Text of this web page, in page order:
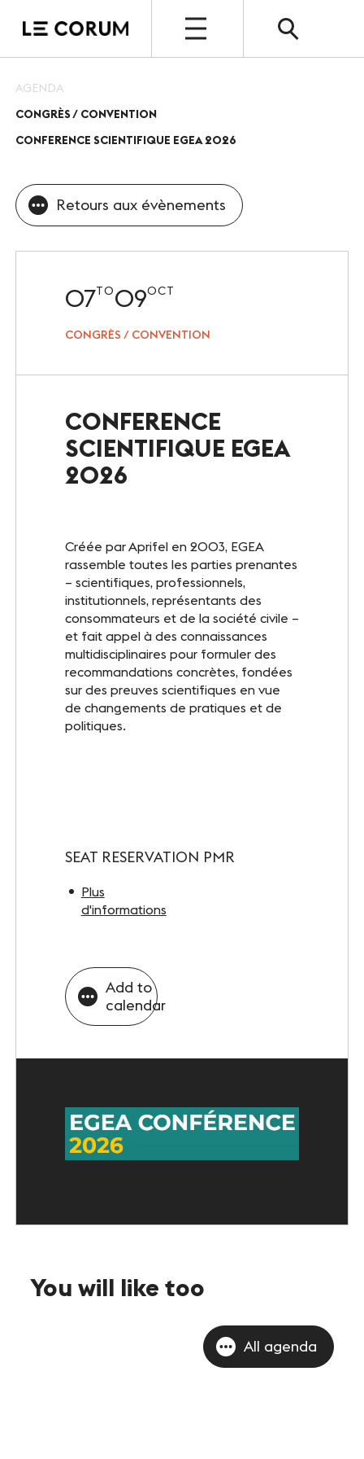
ESPACE PRO
Le Corum
Nos espaces
Vos évènements, nos références
Nos offres spéciales
Notre destination
Le Club
Notre savoir-faire
Un site éco-responsable
ESPACE GRAND PUBLIC
Agenda
Billetterie
Actualités
INFOS PRATIQUES
Objets perdus et trouvés
FOLLOW-US
AGENDA
CONGRÈS / CONVENTION
CONFERENCE SCIENTIFIQUE EGEA 2026
Retours aux évènements
07TO09OCT
CONGRÈS / CONVENTION
CONFERENCE
SCIENTIFIQUE EGEA
2026
Créée par Aprifel en 2003, EGEA
rassemble toutes les parties prenantes
– scientifiques, professionnels,
institutionnels, représentants des
consommateurs et de la société civile –
et fait appel à des connaissances
multidisciplinaires pour formuler des
recommandations concrètes, fondées
sur des preuves scientifiques en vue
de changements de pratiques et de
politiques.
SEAT RESERVATION PMR
Plus
d'informations
Add to
calendar
You will like too
All agenda